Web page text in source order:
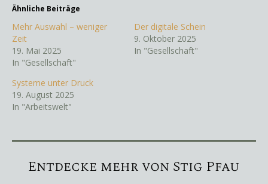
Ähnliche Beiträge
Mehr Auswahl – weniger
Zeit
19. Mai 2025
In "Gesellschaft"
Der digitale Schein
9. Oktober 2025
In "Gesellschaft"
Systeme unter Druck
19. August 2025
In "Arbeitswelt"
Entdecke mehr von Stig Pfau